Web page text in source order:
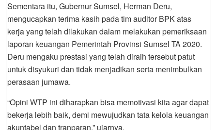
Sementara itu, Gubernur Sumsel, Herman Deru,
mengucapkan terima kasih pada tim auditor BPK atas
kerja yang telah dilakukan dalam melakukan pemeriksaan
laporan keuangan Pemerintah Provinsi Sumsel TA 2020.
Deru mengaku prestasi yang telah diraih tersebut patut
untuk disyukuri dan tidak menjadikan serta menimbulkan
perasaan jumawa.
“Opini WTP ini diharapkan bisa memotivasi kita agar dapat
bekerja lebih baik, demi mewujudkan tata kelola keuangan
akuntabel dan tranparan,” ujarnya.